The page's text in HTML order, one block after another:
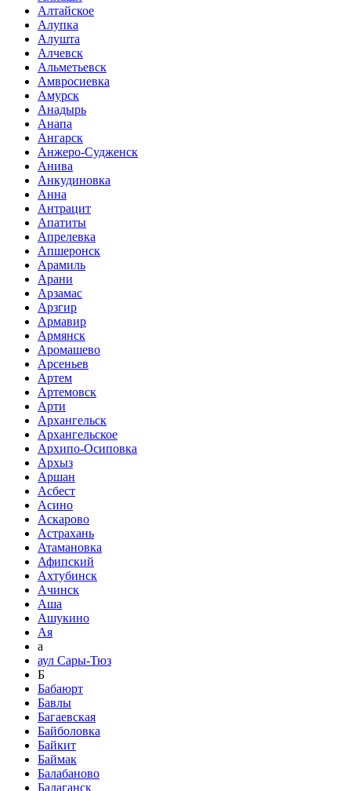
Алтайское
Алупка
Алушта
Алчевск
Альметьевск
Амвросиевка
Амурск
Анадырь
Анапа
Ангарск
Анжеро-Судженск
Анива
Анкудиновка
Анна
Антрацит
Апатиты
Апрелевка
Апшеронск
Арамиль
Арани
Арзамас
Арзгир
Армавир
Армянск
Аромашево
Арсеньев
Артем
Артемовск
Арти
Архангельск
Архангельское
Архипо-Осиповка
Архыз
Аршан
Асбест
Асино
Аскарово
Астрахань
Атамановка
Афипский
Ахтубинск
Ачинск
Аша
Ашукино
Ая
а
аул Сары-Тюз
Б
Бабаюрт
Бавлы
Багаевская
Байболовка
Байкит
Баймак
Балабаново
Балаганск